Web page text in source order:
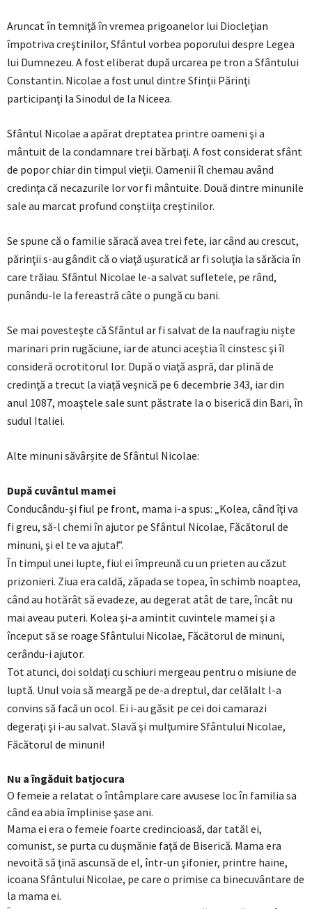
Aruncat în temniţă în vremea prigoanelor lui Diocleţian
împotriva creştinilor, Sfântul vorbea poporului despre Legea
lui Dumnezeu. A fost eliberat după urcarea pe tron a Sfântului
Constantin. Nicolae a fost unul dintre Sfinţii Părinţi
participanţi la Sinodul de la Niceea.
Sfântul Nicolae a apărat dreptatea printre oameni şi a
mântuit de la condamnare trei bărbaţi. A fost considerat sfânt
de popor chiar din timpul vieţii. Oamenii îl chemau având
credinţa că necazurile lor vor fi mântuite. Două dintre minunile
sale au marcat profund conştiiţa creştinilor.
Se spune că o familie săracă avea trei fete, iar când au crescut,
părinţii s-au gândit că o viaţă ușuratică ar fi soluţia la sărăcia în
care trăiau. Sfântul Nicolae le-a salvat sufletele, pe rând,
punându-le la fereastră câte o pungă cu bani.
Se mai povesteşte că Sfântul ar fi salvat de la naufragiu niște
marinari prin rugăciune, iar de atunci aceştia îl cinstesc şi îl
consideră ocrotitorul lor. După o viaţă aspră, dar plină de
credinţă a trecut la viaţă veşnică pe 6 decembrie 343, iar din
anul 1087, moaştele sale sunt păstrate la o biserică din Bari, în
sudul Italiei.
Alte minuni săvârșite de Sfântul Nicolae:
După cuvântul mamei
Conducându-şi fiul pe front, mama i-a spus: „Kolea, când îţi va
fi greu, să-l chemi în ajutor pe Sfântul Nicolae, Făcătorul de
minuni, şi el te va ajuta!”.
În timpul unei lupte, fiul ei împreună cu un prieten au căzut
prizonieri. Ziua era caldă, zăpada se topea, în schimb noaptea,
când au hotărât să evadeze, au degerat atât de tare, încât nu
mai aveau puteri. Kolea şi-a amintit cuvintele mamei şi a
început să se roage Sfântului Nicolae, Făcătorul de minuni,
cerându-i ajutor.
Tot atunci, doi soldaţi cu schiuri mergeau pentru o misiune de
luptă. Unul voia să meargă pe de-a dreptul, dar celălalt l-a
convins să facă un ocol. Ei i-au găsit pe cei doi camarazi
degeraţi şi i-au salvat. Slavă şi mulţumire Sfântului Nicolae,
Făcătorul de minuni!
Nu a îngăduit batjocura
O femeie a relatat o întâmplare care avusese loc în familia sa
când ea abia împlinise şase ani.
Mama ei era o femeie foarte credincioasă, dar tatăl ei,
comunist, se purta cu duşmănie faţă de Biserică. Mama era
nevoită să ţină ascunsă de el, într-un şifonier, printre haine,
icoana Sfântului Nicolae, pe care o primise ca binecuvântare de
la mama ei.